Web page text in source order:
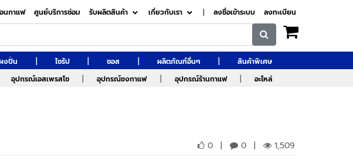
นกาแฟ ศูนย์บริการซ่อม รับผลิตสินค้า เกี่ยวกับเรา | ลงชื่อเข้าระบบ ลงทะเบียน
งปั่น | ไซรัป | ซอส | ผลิตภัณฑ์อื่นๆ |
สินค้าพิเศษ
อุปกรณ์เอสเพรสโซ | อุปกรณ์ชงกาแฟ | อุปกรณ์ร้านกาแฟ | อะไหล่
0 | 0 | 1,509